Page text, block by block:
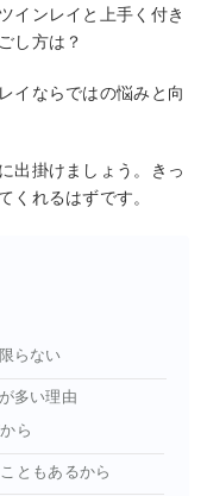
インレイと上手く付き
し方は？
イならではの悩みと向
出掛けましょう。きっ
くれるはずです。
らない
多い理由
ら
ともあるから